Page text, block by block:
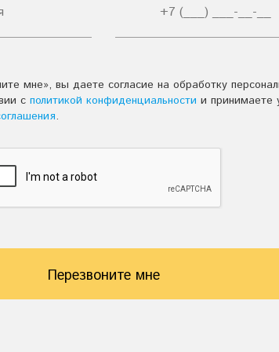
мне», вы даете согласие на обработку
с политикой конфиденциальности и принимаете
.
Перезвоните мне